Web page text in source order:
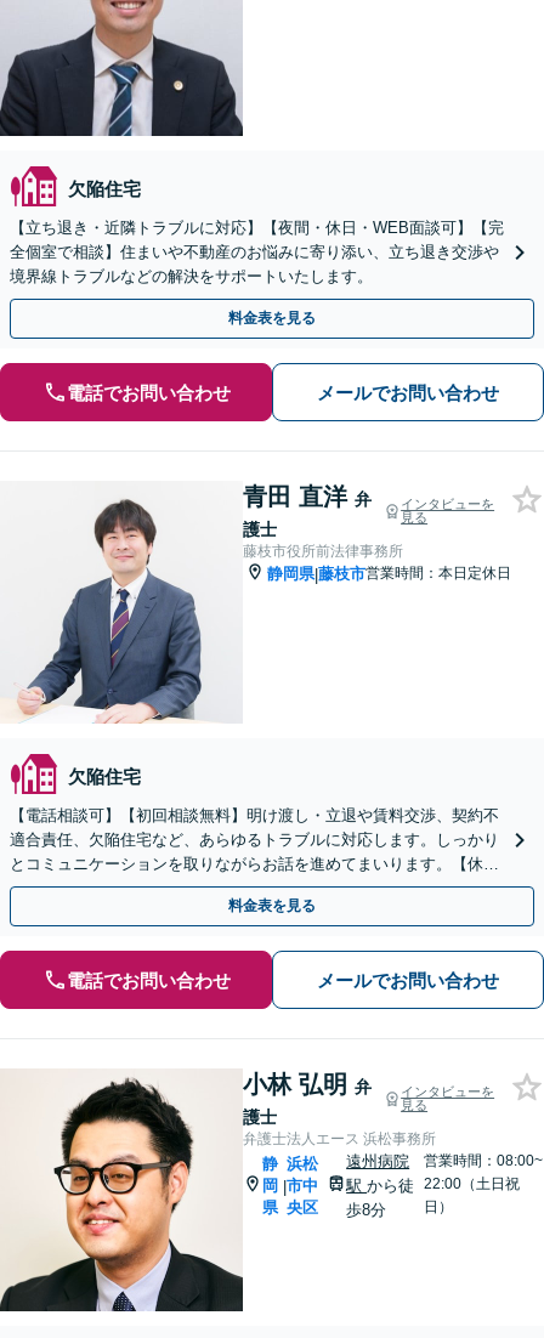
欠陥住宅
【立ち退き・近隣トラブルに対応】【夜間・休日・WEB面談可】【完
全個室で相談】住まいや不動産のお悩みに寄り添い、立ち退き交渉や
境界線トラブルなどの解決をサポートいたします。
料金表を見る
電話でお問い合わせ メールでお問い合わせ
青田 直洋 弁
護士
インタビューを
見る
藤枝市役所前法律事務所
静岡県|藤枝市営業時間：本日定休日
欠陥住宅
【電話相談可】【初回相談無料】明け渡し・立退や賃料交渉、契約不
適合責任、欠陥住宅など、あらゆるトラブルに対応します。しっかり
とコミュニケーションを取りながらお話を進めてまいります。【休
日・夜間相談可】
料金表を見る
電話でお問い合わせ メールでお問い合わせ
小林 弘明 弁
護士
インタビューを
見る
弁護士法人エース 浜松事務所
静
岡
県
|
浜松
市中
央区
遠州病院
駅から徒
歩8分
営業時間：08:00~
22:00（土日祝
日）